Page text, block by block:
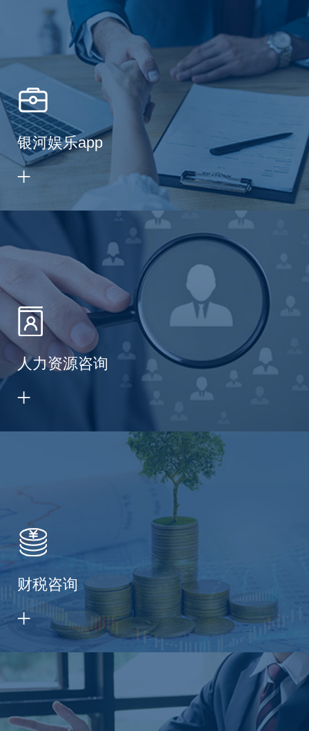
银河娱乐app
人力资源咨询
财税咨询